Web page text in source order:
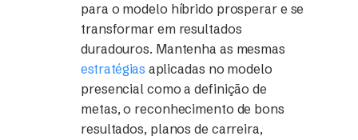
para o modelo híbrido prosperar e se
transformar em resultados
duradouros. Mantenha as mesmas
estratégias aplicadas no modelo
presencial como a definição de
metas, o reconhecimento de bons
resultados, planos de carreira,